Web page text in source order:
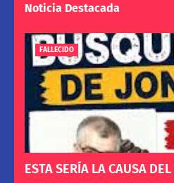
Noticia Destacada
FALLECIDO
ESTA SERÍA LA CAUSA